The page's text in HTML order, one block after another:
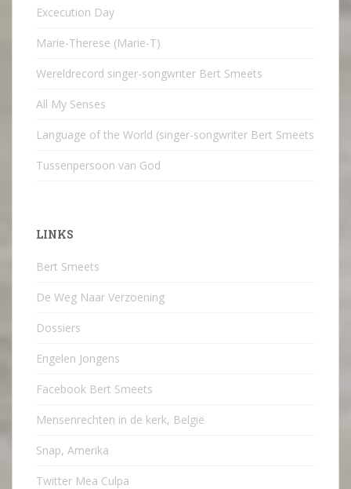
Excecution Day
Marie-Therese (Marie-T)
Wereldrecord singer-songwriter Bert Smeets
All My Senses
Language of the World (singer-songwriter Bert Smeets
Tussenpersoon van God
LINKS
Bert Smeets
De Weg Naar Verzoening
Dossiers
Engelen Jongens
Facebook Bert Smeets
Mensenrechten in de kerk, België
Snap, Amerika
Twitter Mea Culpa